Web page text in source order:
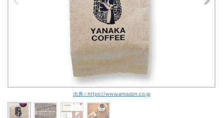
出典 : https://www.amazon.co.jp